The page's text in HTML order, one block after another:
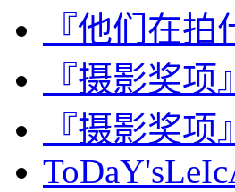
『他们在
『摄影奖
『摄影奖项